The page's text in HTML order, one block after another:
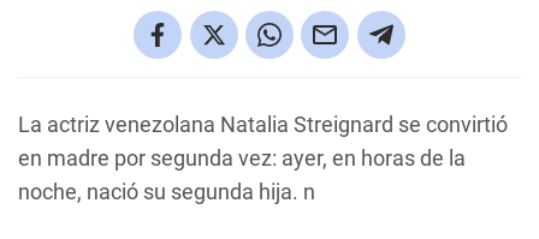
La actriz venezolana Natalia Streignard se convirtió
en madre por segunda vez: ayer, en horas de la
noche, nació su segunda hija. n